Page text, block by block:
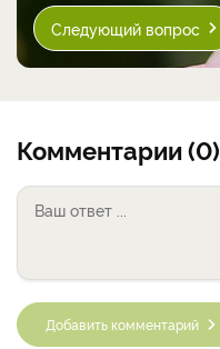
Следующий вопрос
Комментарии (0)
Добавить комментарий